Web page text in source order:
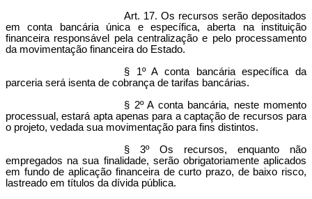
Art. 17. Os recursos serão depositados
em conta bancária única e específica, aberta na instituição
financeira responsável pela centralização e pelo processamento
da movimentação financeira do Estado.
§ 1º A conta bancária específica da
parceria será isenta de cobrança de tarifas bancárias.
§ 2º A conta bancária, neste momento
processual, estará apta apenas para a captação de recursos para
o projeto, vedada sua movimentação para fins distintos.
§ 3º Os recursos, enquanto não
empregados na sua finalidade, serão obrigatoriamente aplicados
em fundo de aplicação financeira de curto prazo, de baixo risco,
lastreado em títulos da dívida pública.